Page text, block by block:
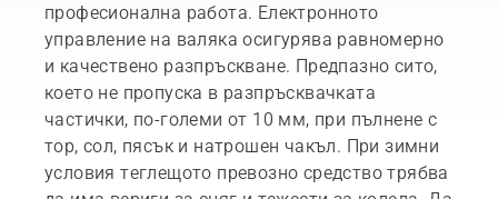
професионална работа. Електронното
управление на валяка осигурява равномерно
и качествено разпръскване. Предпазно сито,
което не пропуска в разпръсквачката
частички, по-големи от 10 мм, при пълнене с
тор, сол, пясък и натрошен чакъл. При зимни
условия теглещото превозно средство трябва